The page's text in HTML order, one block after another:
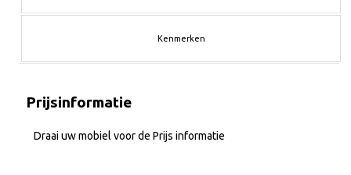
Kenmerken
Prijsinformatie
Draai uw mobiel voor de Prijs informatie